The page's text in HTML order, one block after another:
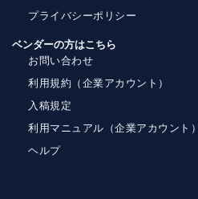
プライバシーポリシー
ベンダーの方はこちら
お問い合わせ
利用規約（企業アカウント）
入稿規定
利用マニュアル（企業アカウント）
ヘルプ